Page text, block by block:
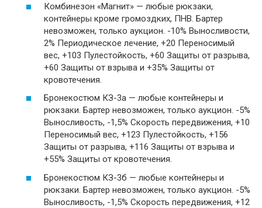
Комбинезон «Магнит» — любые рюкзаки,
контейнеры кроме громоздких, ПНВ. Бартер
невозможен, только аукцион. -10% Выносливости,
2% Периодическое лечение, +20 Переносимый
вес, +103 Пулестойкость, +60 Защиты от разрыва,
+60 Защиты от взрыва и +35% Защиты от
кровотечения.
Бронекостюм КЗ-3а — любые контейнеры и
рюкзаки. Бартер невозможен, только аукцион. -5%
Выносливость, -1,5% Скорость передвижения, +10
Переносимый вес, +123 Пулестойкость, +156
Защиты от разрыва, +116 Защиты от взрыва и
+55% Защиты от кровотечения.
Бронекостюм КЗ-3б — любые контейнеры и
рюкзаки. Бартер невозможен, только аукцион. -5%
Выносливость, -1,5% Скорость передвижения, +12